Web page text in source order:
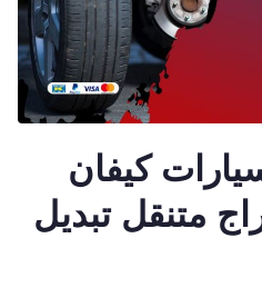
كيفان
كراج متنقل تبديل